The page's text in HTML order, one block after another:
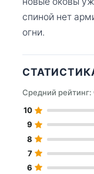
спиной нет
огни.
Средний рейтинг:
10
9
8
7
6